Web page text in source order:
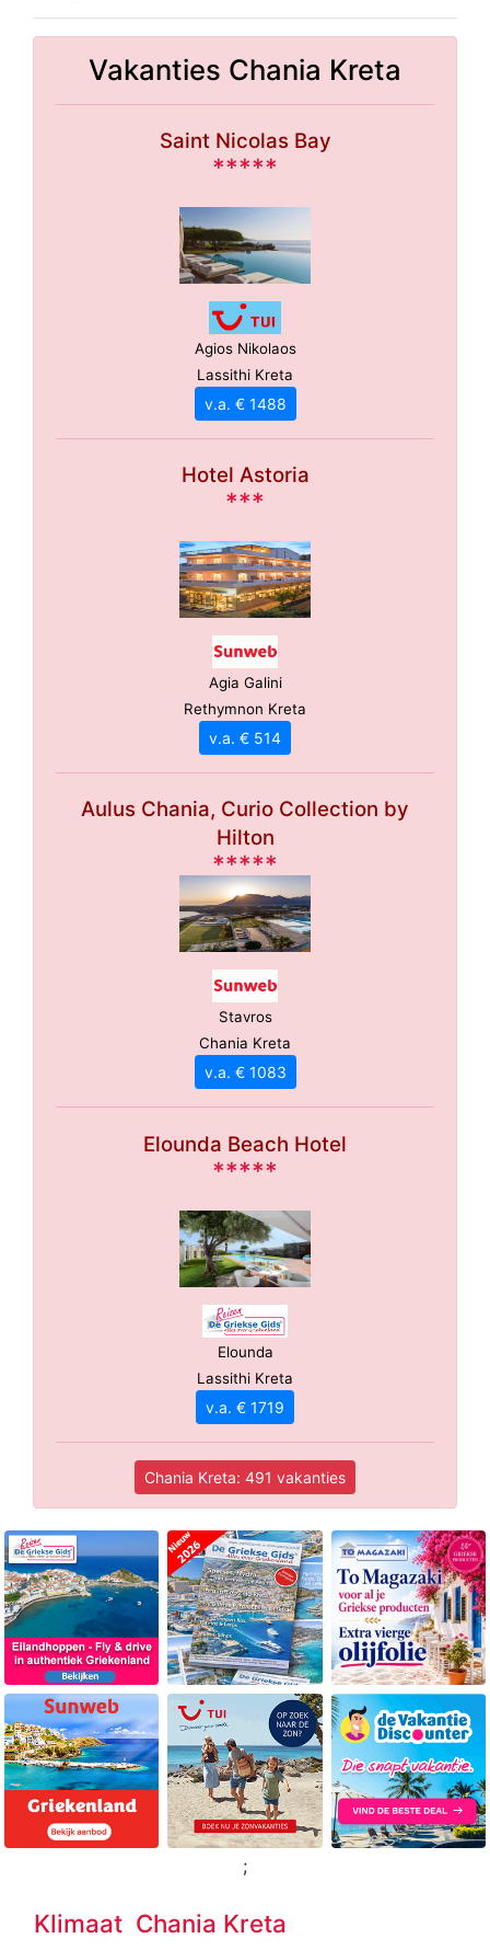
Vakanties Chania Kreta
Saint Nicolas Bay
*****
Agios Nikolaos
Lassithi Kreta
v.a. € 1488
Hotel Astoria
***
Agia Galini
Rethymnon Kreta
v.a. € 514
Aulus Chania, Curio Collection by
Hilton
*****
Stavros
Chania Kreta
v.a. € 1083
Elounda Beach Hotel
*****
Elounda
Lassithi Kreta
v.a. € 1719
Chania Kreta: 491 vakanties
;
Klimaat Chania Kreta